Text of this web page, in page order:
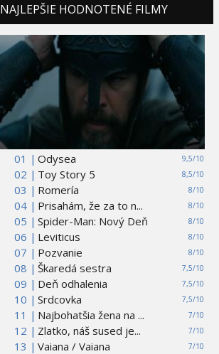
NAJLEPŠIE HODNOTENÉ FILMY
01 | 9,5/10
Odysea
02 |
8,5/10
Toy Story 5
03 |
8/10
Romería
04 |
8/10
Prisahám, že za to n...
05 |
8/10
Spider-Man: Nový Deň
06 |
8/10
Leviticus
07 |
8/10
Pozvanie
08 |
7,5/10
Škaredá sestra
09 |
7,5/10
Deň odhalenia
10 |
7,5/10
Srdcovka
11 |
7/10
Najbohatšia žena na ...
12 |
7/10
Zlatko, náš sused je...
13 |
7/10
Vaiana / Vaiana